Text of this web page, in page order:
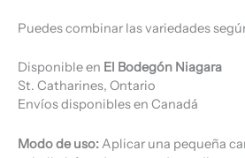
Puedes combinar las variedades
Disponible en El Bodegón Niagara
St. Catharines, Ontario
Envíos disponibles en Canadá
Modo de uso: Aplicar una pequeña